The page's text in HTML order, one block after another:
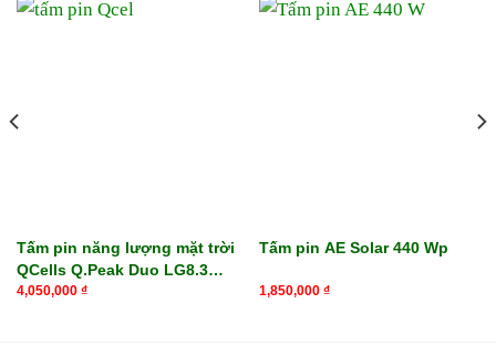
Tấm pin năng lượng mặt trời
QCells Q.Peak Duo LG8.3
415
4,050,000 ₫
Tấm pin AE Solar 440 Wp
1,850,000 ₫